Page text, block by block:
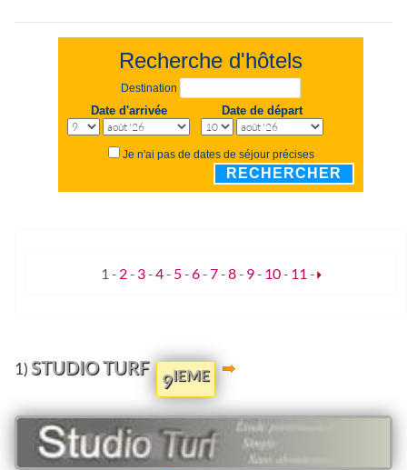
Recherche d'hôtels
Destination
Date d'arrivée Date de départ
Je n'ai pas de dates de séjour précises
RECHERCHER
1 - 2- 3-4- 5-6-7-8- 9- 10- 11 -
1) STUDIO TURF
9IEME